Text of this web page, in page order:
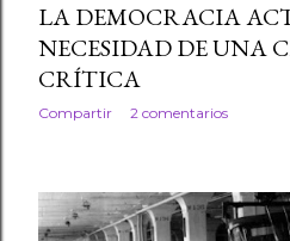
LA DEMOCRACIA
NECESIDAD DE UNA
CRÍTICA
Compartir 2 comentarios